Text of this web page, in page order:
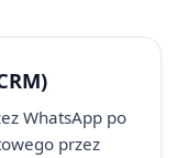
WhatsApp po
przez